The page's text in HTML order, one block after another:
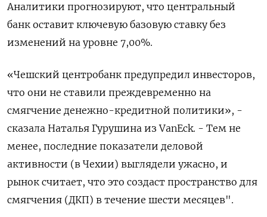
Аналитики прогнозируют, что центральный
банк оставит ключевую базовую ставку без
изменений на уровне 7,00%.
«Чешский центробанк предупредил инвесторов,
что они не ставили преждевременно на
смягчение денежно-кредитной политики», -
сказала Наталья Гурушина из VanEck. - Тем не
менее, последние показатели деловой
активности (в Чехии) выглядели ужасно, и
рынок считает, что это создаст пространство для
смягчения (ДКП) в течение шести месяцев".